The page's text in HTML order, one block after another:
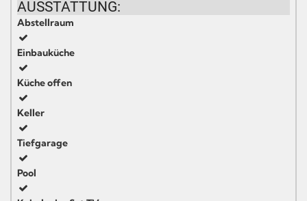
AUSSTATTUNG:
Abstellraum
Einbauküche
Küche offen
Keller
Tiefgarage
Pool